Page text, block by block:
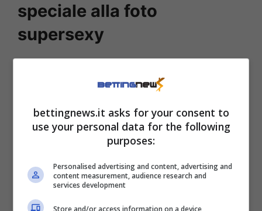
speciale alla foto
supersexy
un tavolo, mentre indossa un abito senza
letteralmentedipinto sul suo corpo.
bettingnews.it asks for your consent to
use your personal data for the following
purposes:
Personalised advertising and content, advertising and
content measurement, audience research and
services development
Store and/or access information on a device